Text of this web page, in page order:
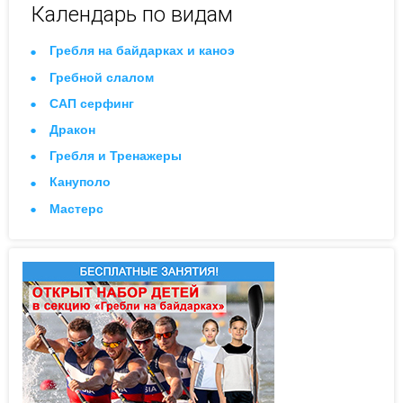
Календарь по видам
Гребля на байдарках и каноэ
Гребной слалом
САП серфинг
Дракон
Гребля и Тренажеры
Кануполо
Мастерс